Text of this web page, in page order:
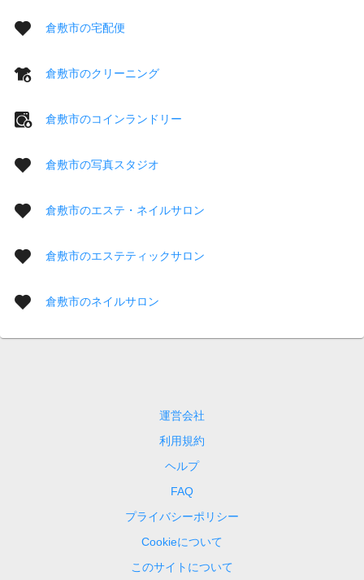
倉敷市の宅配便
倉敷市のクリーニング
倉敷市のコインランドリー
倉敷市の写真スタジオ
倉敷市のエステ・ネイルサロン
倉敷市のエステティックサロン
倉敷市のネイルサロン
運営会社
利用規約
ヘルプ
FAQ
プライバシーポリシー
Cookieについて
このサイトについて